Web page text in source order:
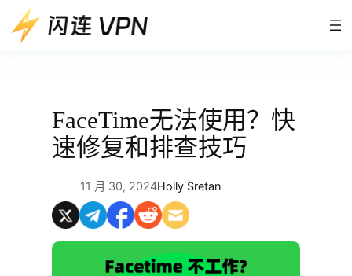
至
FaceTime无法使用？快
速修复和排查技巧
11 月 30, 2024Holly Sretan